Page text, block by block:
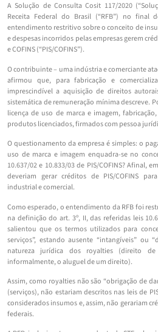
A Solução de Consulta Cosit 117/2020
Receita Federal do Brasil (“RFB”) no final
entendimento restritivo sobre o conceito de
e despesas incorridos pelas empresas gerem
e COFINS (“PIS/COFINS”).
O contribuinte – uma indústria e comerciante
afirmou que, para fabricação e
imprescindível a aquisição de direitos
sistemática de remuneração mínima descreve.
licença de uso de marca e imagem,
produtos licenciados, firmados com pessoa
O questionamento da empresa é simples: o
uso de marca e imagem enquadra-se no
10.637/02 e 10.833/03 de PIS/COFINS? Afinal,
deveriam gerar créditos de PIS/COFINS
industrial e comercial.
Como esperado, o entendimento da RFB foi
na definição do art. 3º, II, das referidas leis
salientou que os termos utilizados para
serviços”, estando ausente “intangíveis” ou
natureza jurídica dos royalties (direito
informalmente, o aluguel de um direito).
Assim, como royalties não são “obrigação de
(serviços), não estariam descritos nas leis de
considerados insumos e, assim, não gerariam
federais.